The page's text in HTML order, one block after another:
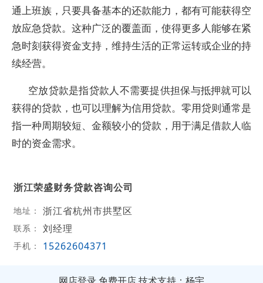
通上班族，只要具备基本的还款能力，都有可能获得空
放应急贷款。这种广泛的覆盖面，使得更多人能够在紧
急时刻获得资金支持，维持生活的正常运转或企业的持
续经营。
空放贷款是指贷款人不需要提供担保与抵押就可以
获得的贷款，也可以理解为信用贷款。零用贷则通常是
指一种周期较短、金额较小的贷款，用于满足借款人临
时的资金需求。
浙江荣盛财务贷款咨询公司
地址： 浙江省杭州市拱墅区
联系： 刘经理
手机： 15262604371
网店登录 免费开店技术支持：杨宇